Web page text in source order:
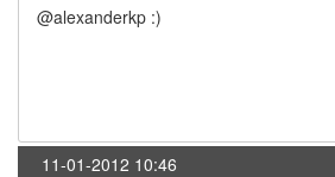
@alexanderkp :)
11-01-2012 10:46